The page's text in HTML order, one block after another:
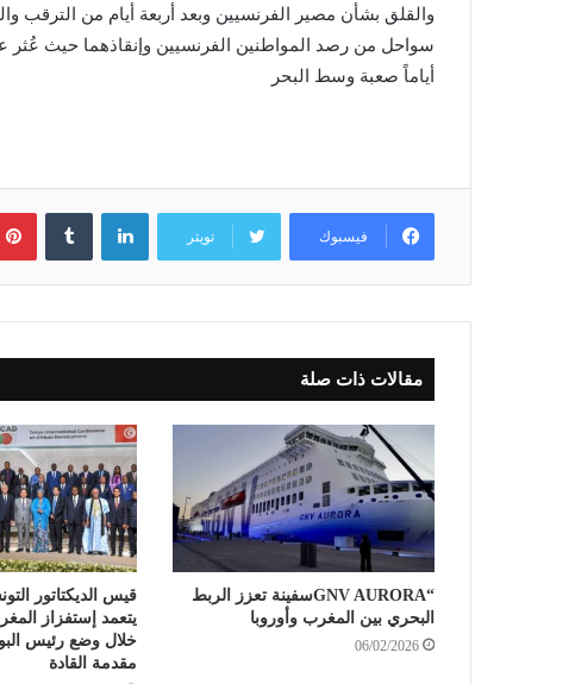
والقلق بشأن مصير الفرنسيين وبعد أربعة أيام من الترقب
سواحل من رصد المواطنين الفرنسيين وإنقاذهما حيث
أياماً صعبة وسط البحر
فيسبوك تويتر
لينكدإن
مقالات ذات صلة
“GNV AURORAسفينة تعزز الربط
البحري بين المغرب وأوروبا
06/02/2026
قيس الديكتاتور
يتعمد إستفزاز
خلال وضع رئيس
مقدمة القادة